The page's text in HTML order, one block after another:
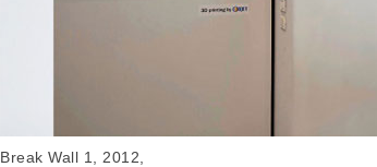
Break Wall 1, 2012,